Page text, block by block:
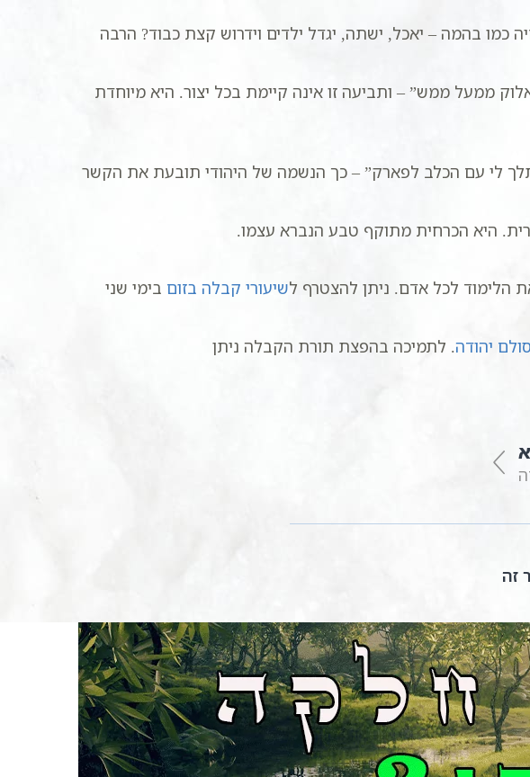
בהמה – יאכל, ישתה, יגדל ילדים וידרוש קצת כבוד? הרבה
ממעל ממש” – ותביעה זו אינה קיימת בכל יצור. היא מיוחדת
לי עם הכלב לפארק” – כך הנשמה של היהודי תובעת את הקשר
היא הכרחית מתוקף טבע הנברא עצמו.
הלימוד לכל אדם. ניתן להצטרף לשיעורי קבלה בזום בימי שני
יהודה. לתמיכה בהפצת תורת הקבלה ניתן
זה